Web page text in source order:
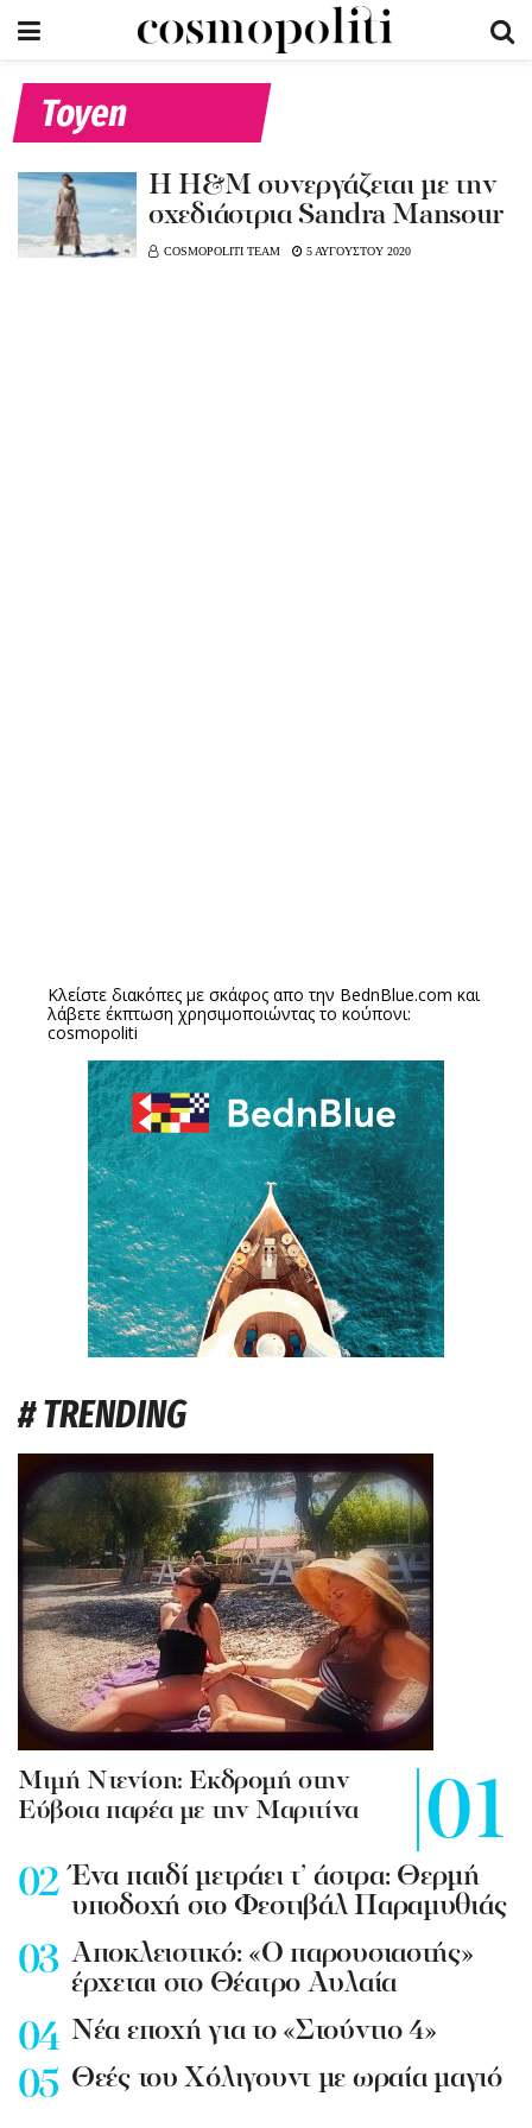
Toyen
Η Η&Μ συνεργάζεται με την
σχεδιάστρια Sandra Mansour
COSMOPOLITI TEAM 5 ΑΥΓΟΥΣΤΟΥ 2020
Κλείστε διακόπες με σκάφος απο την BednBlue.com και
λάβετε έκπτωση χρησιμοποιώντας το κούπονι:
cosmopoliti
# TRENDING
Mιμή Ντενίση: Εκδρομή στην
Εύβοια παρέα με την Μαριτίνα
Ένα παιδί μετράει τ’ άστρα: Θερμή
υποδοχή στο Φεστιβάλ Παραμυθιάς
Aποκλειστικό: «Ο παρουσιαστής»
έρχεται στο Θέατρο Αυλαία
Nέα εποχή για το «Στούντιο 4»
Θεές του Χόλιγουντ με ωραία μαγιό